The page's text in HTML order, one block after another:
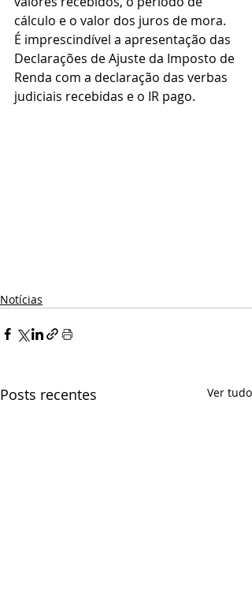
cálculo e o valor dos juros de mora.
É imprescindível a apresentação das
Declarações de Ajuste da Imposto de
Renda com a declaração das verbas
judiciais recebidas e o IR pago.
Notícias
Posts recentes Ver tudo